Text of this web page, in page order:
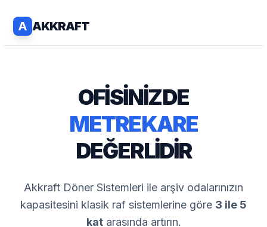
Bu ürünün fiyat bilgisi, resim, ürün açıklamalarında ve diğer
konularda yetersiz gördüğünüz noktaları öneri formunu kullanarak
tarafımıza iletebilirsiniz.
Ürün resmi kalitesiz, bozuk veya görüntülenemiyor.
Ürün açıklamasında eksik bilgiler bulunuyor.
Ürün bilgilerinde hatalar bulunuyor.
Bu ürüne benzer farklı alternatifler olmalı.